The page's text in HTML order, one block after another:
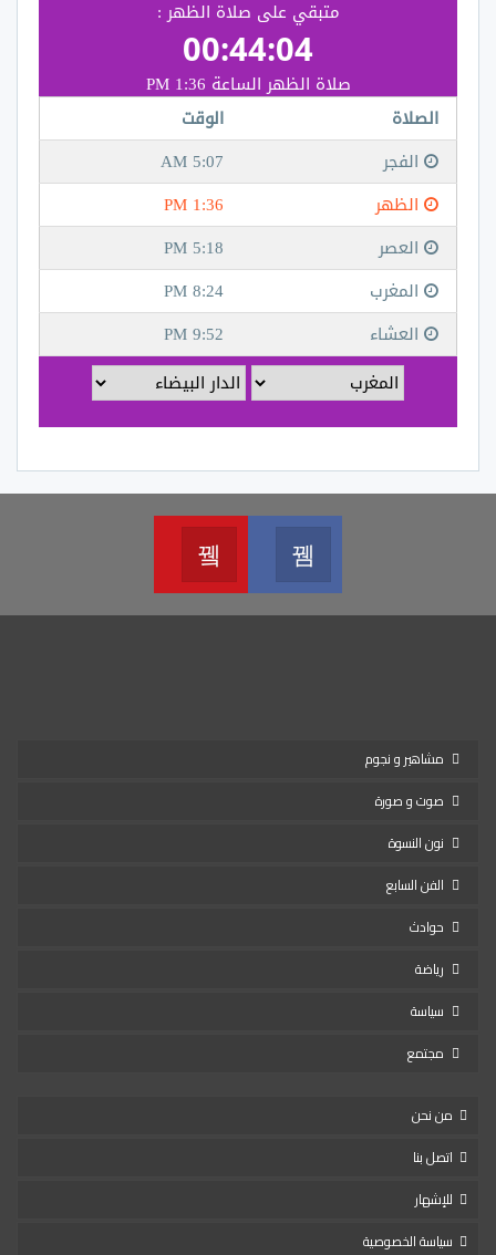
Facebook
Join us on Facebook
مشاهير و نجوم
صوت و صورة
نون النسوة
الفن السابع
حوادث
رياضة
سياسة
مجتمع
من نحن
اتصل بنا
للإشهار
سياسة الخصوصية